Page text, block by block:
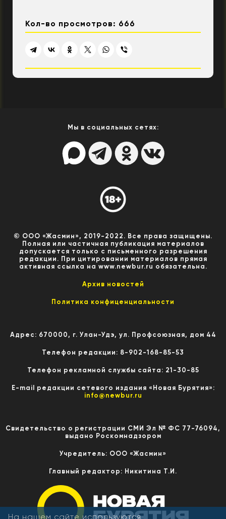
Кол-во просмотров: 666
Мы в социальных сетях:
© ООО «Жасмин», 2019-2022. Все права защищены.
Полная или частичная публикация материалов
допускается только с письменного разрешения
редакции. При цитировании материалов прямая
активная ссылка на www.newbur.ru обязательна.
Архив новостей
Политика конфиценциальности
Адрес: 670000, г. Улан-Удэ, ул. Профсоюзная, дом 44
Телефон редакции: 8-902-168-85-53
Телефон рекламной службы сайта: 21-30-85
E-mail редакции сетевого издания «Новая Бурятия»:
info@newbur.ru
Свидетельство о регистрации СМИ Эл № ФС 77-76094,
выдано Роскомнадзором
Учредитель: ООО «Жасмин»
Главный редактор: Никитина Т.И.
На нашем сайте используются